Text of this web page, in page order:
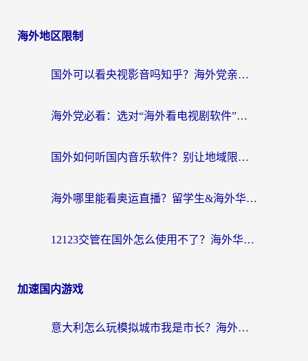
海外地区限制
国外可以看央视影音吗知乎？海外党亲测有效的回国加速方案
海外党必看：选对“海外看电视剧软件”，再也不用愁国内剧刷不了
国外如何听国内音乐软件？别让地域限制，断了你的中文歌单
海外哪里能看奥运直播？留学生&海外华人必看的体育赛事观赛终极指南
12123交管在国外怎么使用不了？海外华人必看的无缝访问国内资源指南
加速国内游戏
意大利怎么玩模拟城市我是市长？海外党国服游戏加速终极攻略（附三国3量子特攻解决办法）